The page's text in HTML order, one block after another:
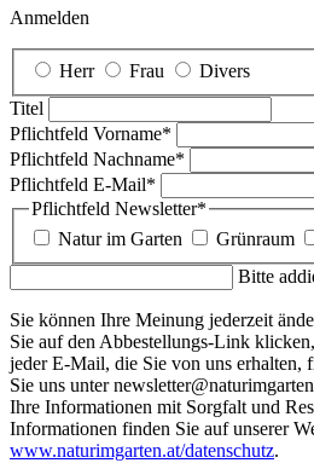
Anmelden
Herr Frau
Divers
Titel
Pflichtfeld Vorname*
Pflichtfeld Nachname*
Pflichtfeld E-Mail*
Pflichtfeld Newsletter*
Natur im Garten
Grünraum
Bitte
Sie können Ihre Meinung jederzeit
Sie auf den Abbestellungs-Link
jeder E-Mail, die Sie von uns erhalten,
Sie uns unter
Ihre Informationen mit Sorgfalt und
Informationen finden Sie auf unserer
www.naturimgarten.at/datenschutz.